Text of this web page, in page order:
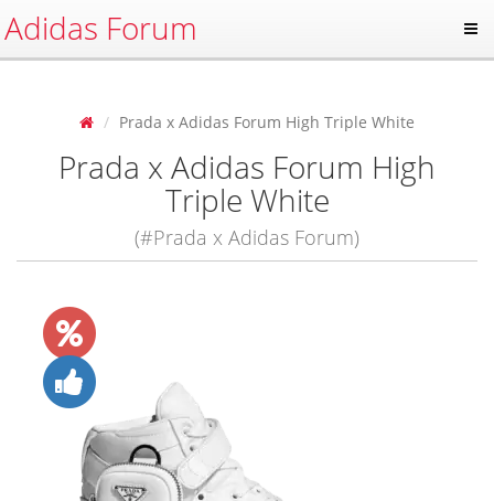
Adidas Forum
Prada x Adidas Forum High Triple White
Prada x Adidas Forum High
Triple White
(#Prada x Adidas Forum)